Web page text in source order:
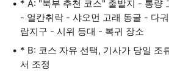
* A: "북부 추천 코스" 출발지 - 통량
- 얼칸취락 - 샤오먼 고래 동굴 - 다
람지구 - 시위 등대 - 복귀 장소
* B: 코스 자유 선택, 기사가 당일 조
서 조정